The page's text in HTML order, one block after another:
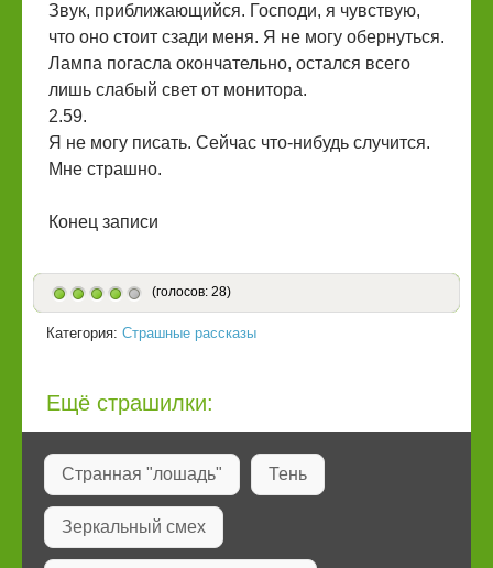
Звук, приближающийся. Господи, я чувствую,
что оно стоит сзади меня. Я не могу обернуться.
Лампа погасла окончательно, остался всего
лишь слабый свет от монитора.
2.59.
Я не могу писать. Сейчас что-нибудь случится.
Мне страшно.
Конец записи
(голосов: 28)
Категория: Страшные рассказы
Ещё страшилки:
Странная "лошадь" Тень
Зеркальный смех